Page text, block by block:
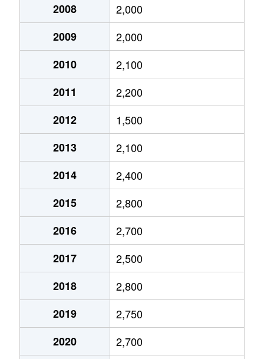
今池
1,400万円
今池(愛知)
今池
1,300万円
今池(愛知)
今池
1,100万円
今池(愛知)
今池
1,900万円
今池(愛知)
今池
1,200万円
今池(愛知)
今池
3,700万円
今池(愛知)
今池
2,000万円
今池(愛知)
今池
1,700万円
今池(愛知)
今池
1,700万円
今池(愛知)
今池
1,200万円
今池(愛知)
今池
1,700万円
今池(愛知)
今池
2,200万円
今池(愛知)
2008
2,000
2009
2,000
2010
2,100
2011
2,200
2012
1,500
2013
2,100
2014
2,400
2015
2,800
2016
2,700
2017
2,500
2018
2,800
2019
2,750
2020
2,700